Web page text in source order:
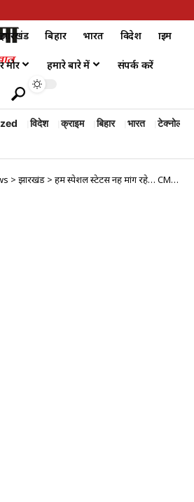
झारखंड बिहार भारत विदेश क्राइम
मोर हमारे बारे में संपर्क करें
विदेश क्राइम बिहार भारत टेक्नोलॉजी
> झारखंड > हम स्पेशल स्टेटस नहीं मांग रहे… CM हेमंत सोरेन ने PM मोदी को लिखा पत्र